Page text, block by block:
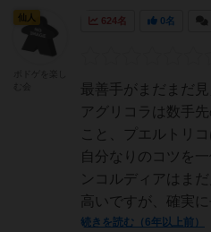
624名 0名
最善手がまだまだ
アグリコラは数手
こと、プエルトリ
自分なりのコツを
ンコルディアはま
高いですが、確実
続きを読む（6年以上前）
仙人